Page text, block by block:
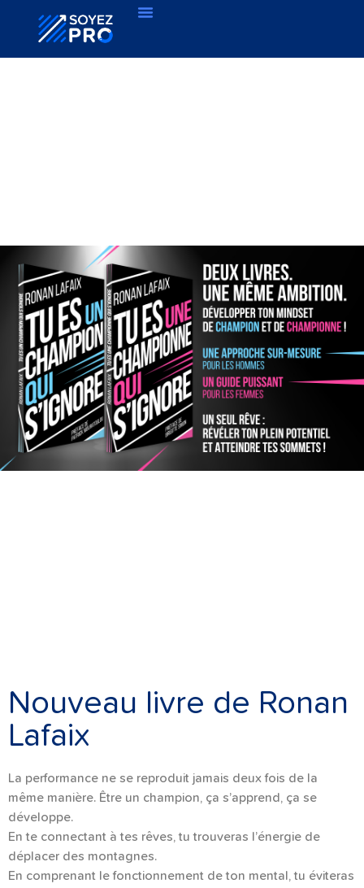
Nouveau livre de Ronan
Lafaix
La performance ne se reproduit jamais deux fois de la
même manière. Être un champion, ça s’apprend, ça se
développe.
En te connectant à tes rêves, tu trouveras l’énergie de
déplacer des montagnes.
En comprenant le fonctionnement de ton mental, tu éviteras